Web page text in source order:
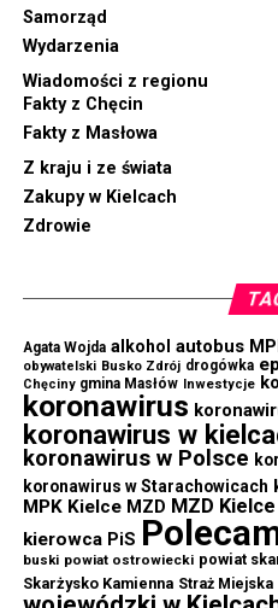
Samorząd
Wydarzenia
Wiadomości z regionu
Fakty z Chęcin
Fakty z Masłowa
Z kraju i ze świata
Zakupy w Kielcach
Zdrowie
Agata Wojda alkohol autobus
obywatelski Busko Zdrój drogówka
Chęciny gmina Masłów Inwestycje
koronawirus
koronawirus w
koronawirus w Polsce
koronawirus w Starachowicach
MPK Kielce MZD MZD Kielce
kierowca PiS
buski powiat ostrowiecki powiat
Skarżysko Kamienna Straż Miejska